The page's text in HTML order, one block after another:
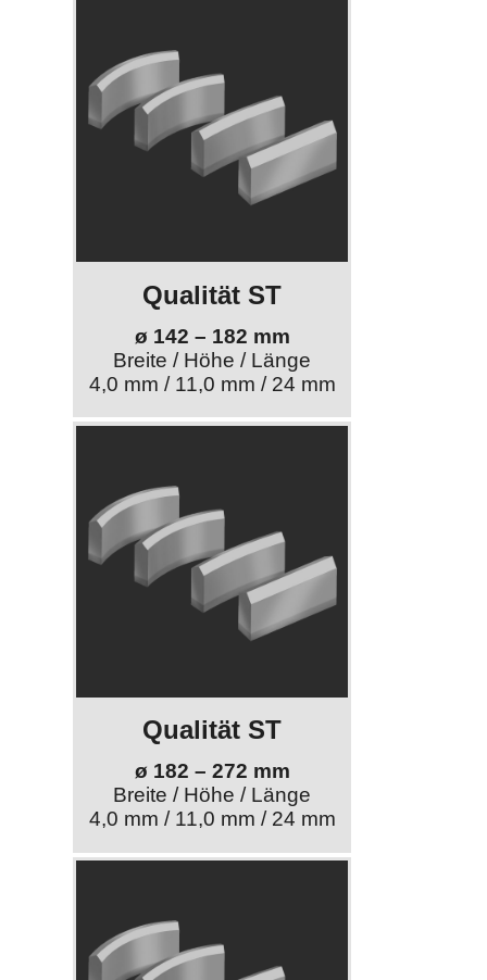
Qualität ST
ø 142 – 182 mm
Breite / Höhe / Länge
4,0 mm / 11,0 mm / 24 mm
Qualität ST
ø 182 – 272 mm
Breite / Höhe / Länge
4,0 mm / 11,0 mm / 24 mm